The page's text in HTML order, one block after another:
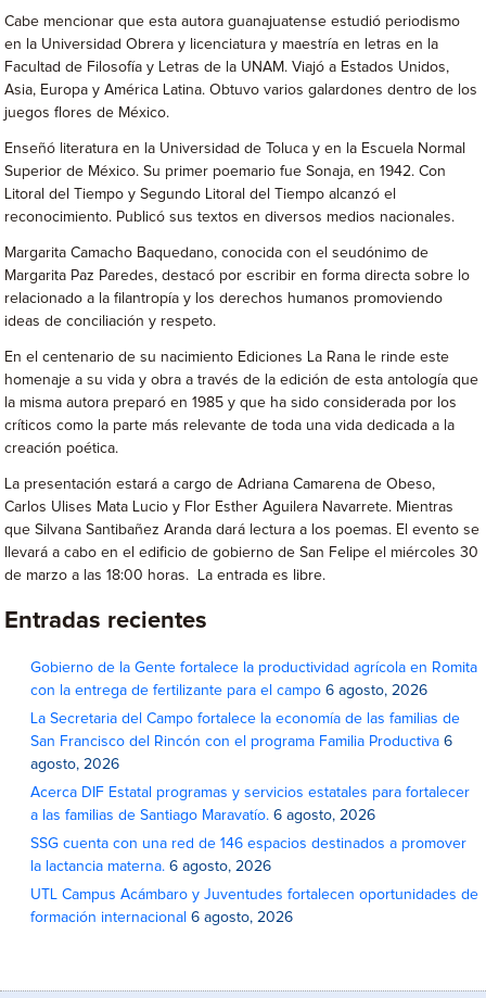
Cabe mencionar que esta autora guanajuatense estudió periodismo
en la Universidad Obrera y licenciatura y maestría en letras en la
Facultad de Filosofía y Letras de la UNAM. Viajó a Estados Unidos,
Asia, Europa y América Latina. Obtuvo varios galardones dentro de los
juegos flores de México.
Enseñó literatura en la Universidad de Toluca y en la Escuela Normal
Superior de México. Su primer poemario fue Sonaja, en 1942. Con
Litoral del Tiempo y Segundo Litoral del Tiempo alcanzó el
reconocimiento. Publicó sus textos en diversos medios nacionales.
Margarita Camacho Baquedano, conocida con el seudónimo de
Margarita Paz Paredes, destacó por escribir en forma directa sobre lo
relacionado a la filantropía y los derechos humanos promoviendo
ideas de conciliación y respeto.
En el centenario de su nacimiento Ediciones La Rana le rinde este
homenaje a su vida y obra a través de la edición de esta antología que
la misma autora preparó en 1985 y que ha sido considerada por los
críticos como la parte más relevante de toda una vida dedicada a la
creación poética.
La presentación estará a cargo de Adriana Camarena de Obeso,
Carlos Ulises Mata Lucio y Flor Esther Aguilera Navarrete. Mientras
que Silvana Santibañez Aranda dará lectura a los poemas. El evento se
llevará a cabo en el edificio de gobierno de San Felipe el miércoles 30
de marzo a las 18:00 horas. La entrada es libre.
Entradas recientes
Gobierno de la Gente fortalece la productividad agrícola en Romita
con la entrega de fertilizante para el campo 6 agosto, 2026
La Secretaria del Campo fortalece la economía de las familias de
San Francisco del Rincón con el programa Familia Productiva 6
agosto, 2026
Acerca DIF Estatal programas y servicios estatales para fortalecer
a las familias de Santiago Maravatío. 6 agosto, 2026
SSG cuenta con una red de 146 espacios destinados a promover
la lactancia materna. 6 agosto, 2026
UTL Campus Acámbaro y Juventudes fortalecen oportunidades de
formación internacional 6 agosto, 2026